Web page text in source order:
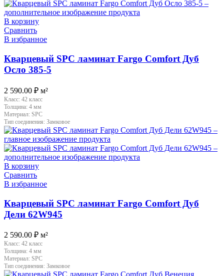
В корзину
Сравнить
В избранное
Кварцевый SPC ламинат Fargo Comfort Дуб
Осло 385-5
2 590.00 ₽ м²
Класс: 42 класс
Толщина: 4 мм
Материал: SPC
Тип соединения: Замковое
В корзину
Сравнить
В избранное
Кварцевый SPC ламинат Fargo Comfort Дуб
Дели 62W945
2 590.00 ₽ м²
Класс: 42 класс
Толщина: 4 мм
Материал: SPC
Тип соединения: Замковое